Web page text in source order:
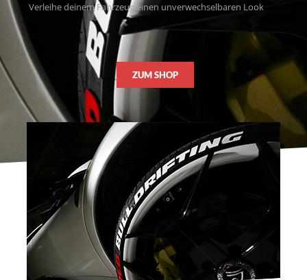
Verleihe deinem Fahrzeug einen unverwechselbaren Look
ZUM SHOP